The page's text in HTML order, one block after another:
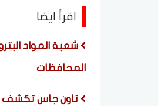
اقرأ ايضا
شعبة المواد
المحافظات
تاون جاس تكشف